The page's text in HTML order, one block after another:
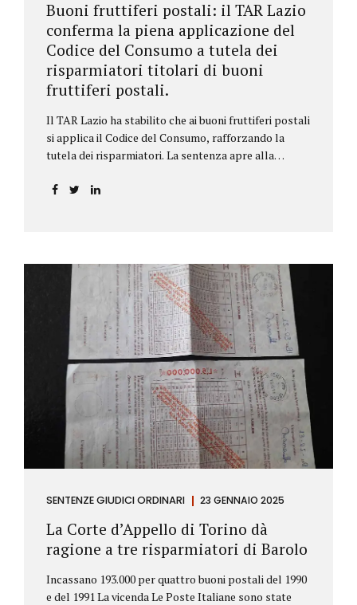
Buoni fruttiferi postali: il TAR Lazio
conferma la piena applicazione del
Codice del Consumo a tutela dei
risparmiatori titolari di buoni
fruttiferi postali.
Il TAR Lazio ha stabilito che ai buoni fruttiferi postali
si applica il Codice del Consumo, rafforzando la
tutela dei risparmiatori. La sentenza apre alla
capitale o interessi per mancanza di informazioni
SENTENZE GIUDICI ORDINARI 23 GENNAIO 2025
La Corte d’Appello di Torino dà
ragione a tre risparmiatori di Barolo
Incassano 193.000 per quattro buoni postali del 1990
e del 1991 La vicenda Le Poste Italiane sono state